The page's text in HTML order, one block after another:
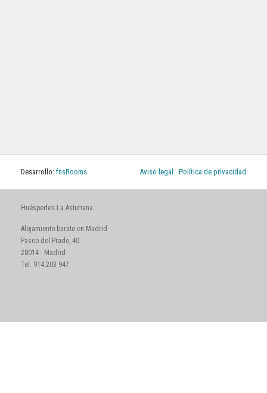
Desarrollo: fnsRooms Aviso legal Política de privacidad
Huéspedes La Asturiana
Alojamiento barato en Madrid
Paseo del Prado, 40
28014 - Madrid
Tel: 914 203 947